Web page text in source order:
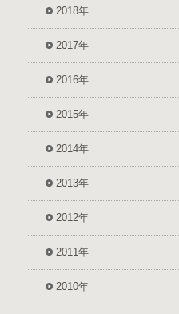
2018年
2017年
2016年
2015年
2014年
2013年
2012年
2011年
2010年